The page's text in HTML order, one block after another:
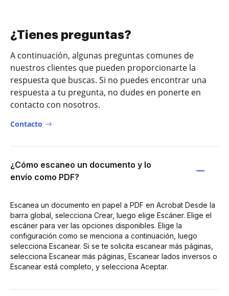
¿Tienes preguntas?
A continuación, algunas preguntas comunes de
nuestros clientes que pueden proporcionarte la
respuesta que buscas. Si no puedes encontrar una
respuesta a tu pregunta, no dudes en ponerte en
contacto con nosotros.
Contacto
¿Cómo escaneo un documento y lo
envío como PDF?
Escanea un documento en papel a PDF en Acrobat Desde la
barra global, selecciona Crear, luego elige Escáner. Elige el
escáner para ver las opciones disponibles. Elige la
configuración como se menciona a continuación, luego
selecciona Escanear. Si se te solicita escanear más páginas,
selecciona Escanear más páginas, Escanear lados inversos o
Escanear está completo, y selecciona Aceptar.